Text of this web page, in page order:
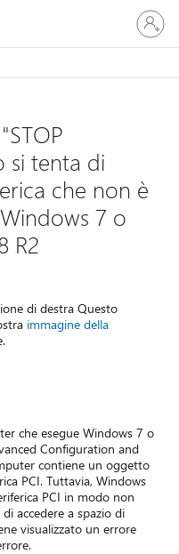
Accedi
con
il
account
si tenta di
che non è
7 o
R2
di destra Questo
immagine della
che esegue Windows 7 o
Configuration and
contiene un oggetto
PCI. Tuttavia, Windows
PCI in modo non
accedere a spazio di
visualizzato un errore